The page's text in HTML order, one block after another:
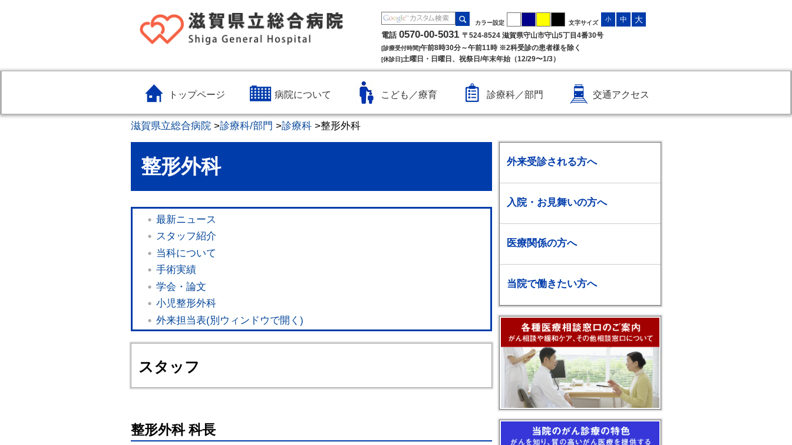
カラー設定 文字サイズ
小 中 大
電話 0570-00-5031 〒524-8524 滋賀県守山市守山5丁目4番30号
[診療受付時間]午前8時30分～午前11時 ※2科受診の患者様を除く
[休診日]土曜日・日曜日、祝祭日/年末年始（12/29〜1/3）
トップページ 病院について こども／療育 診療科／部門 交通アクセス
滋賀県立総合病院 >診療科/部門 >診療科 >整形外科
整形外科
最新ニュース
スタッフ紹介
当科について
手術実績
学会・論文
小児整形外科
外来担当表(別ウィンドウで開く)
スタッフ
整形外科 科長
外来受診される方へ
入院・お見舞いの方へ
医療関係の方へ
当院で働きたい方へ